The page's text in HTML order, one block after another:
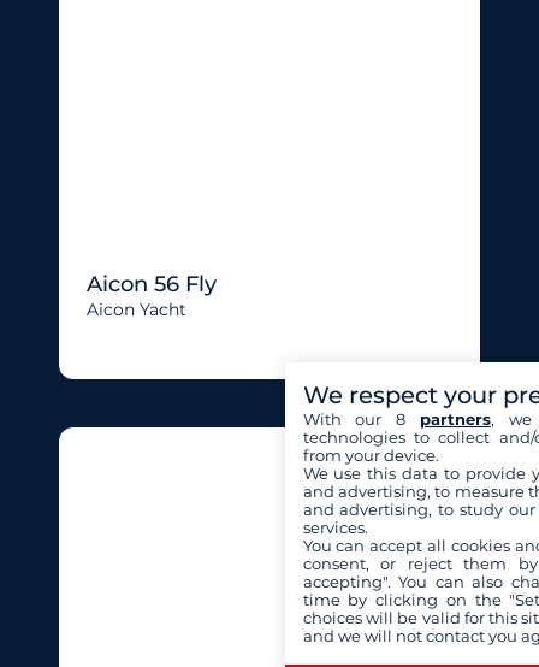
Aicon 56 Fly
Aicon Yacht
We respect your
With our 8 partners, we
technologies to collect
from your device.
We use this data to provide
and advertising, to measure
and advertising, to study
services.
You can accept all cookies
consent, or reject them
accepting". You can also
time by clicking on the
choices will be valid for this
and we will not contact you